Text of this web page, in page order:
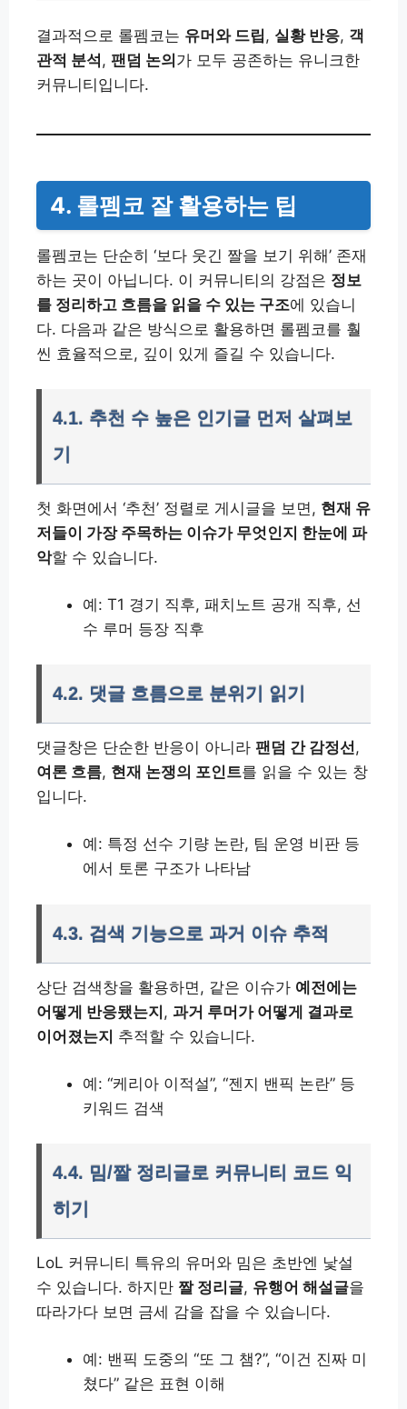
결과적으로 롤펨코는 유머와 드립, 실황 반응, 객
관적 분석, 팬덤 논의가 모두 공존하는 유니크한
커뮤니티입니다.
4. 롤펨코 잘 활용하는 팁
롤펨코는 단순히 ‘보다 웃긴 짤을 보기 위해’ 존재
하는 곳이 아닙니다. 이 커뮤니티의 강점은 정보
를 정리하고 흐름을 읽을 수 있는 구조에 있습니
다. 다음과 같은 방식으로 활용하면 롤펨코를 훨
씬 효율적으로, 깊이 있게 즐길 수 있습니다.
4.1. 추천 수 높은 인기글 먼저 살펴보
기
첫 화면에서 ‘추천’ 정렬로 게시글을 보면, 현재 유
저들이 가장 주목하는 이슈가 무엇인지 한눈에 파
악할 수 있습니다.
예: T1 경기 직후, 패치노트 공개 직후, 선
수 루머 등장 직후
4.2. 댓글 흐름으로 분위기 읽기
댓글창은 단순한 반응이 아니라 팬덤 간 감정선,
여론 흐름, 현재 논쟁의 포인트를 읽을 수 있는 창
입니다.
예: 특정 선수 기량 논란, 팀 운영 비판 등
에서 토론 구조가 나타남
4.3. 검색 기능으로 과거 이슈 추적
상단 검색창을 활용하면, 같은 이슈가 예전에는
어떻게 반응됐는지, 과거 루머가 어떻게 결과로
이어졌는지 추적할 수 있습니다.
예: “케리아 이적설”, “젠지 밴픽 논란” 등
키워드 검색
4.4. 밈/짤 정리글로 커뮤니티 코드 익
히기
LoL 커뮤니티 특유의 유머와 밈은 초반엔 낯설
수 있습니다. 하지만 짤 정리글, 유행어 해설글을
따라가다 보면 금세 감을 잡을 수 있습니다.
예: 밴픽 도중의 “또 그 챔?”, “이건 진짜 미
쳤다” 같은 표현 이해